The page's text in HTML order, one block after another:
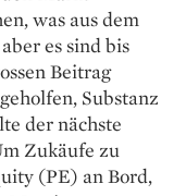
was aus dem
es sind bis
Beitrag
Substanz
der nächste
Zukäufe zu
(PE) an Bord,